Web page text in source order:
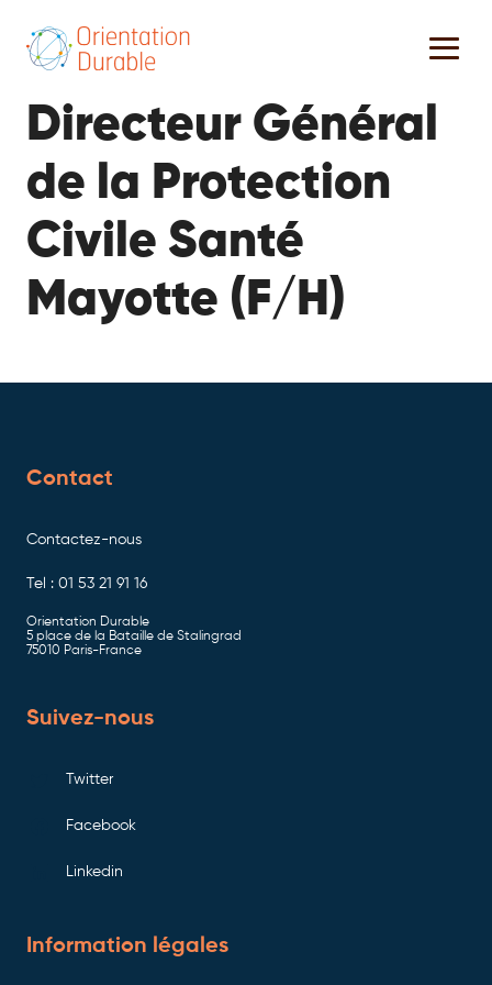
Directeur Général
de la Protection
Civile Santé
Mayotte (F/H)
Contact
Contactez-nous
Tel : 01 53 21 91 16
Orientation Durable
5 place de la Bataille de Stalingrad
75010 Paris-France
Suivez-nous
Twitter
Facebook
Linkedin
Information légales